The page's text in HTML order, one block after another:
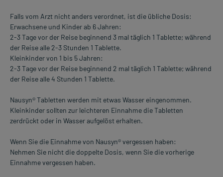
Falls vom Arzt nicht anders verordnet, ist die übliche Dosis:
Erwachsene und Kinder ab 6 Jahren:
2-3 Tage vor der Reise beginnend 3 mal täglich 1 Tablette; während
der Reise alle 2-3 Stunden 1 Tablette.
Kleinkinder von 1 bis 5 Jahren:
2-3 Tage vor der Reise beginnend 2 mal täglich 1 Tablette; während
der Reise alle 4 Stunden 1 Tablette.
Nausyn® Tabletten werden mit etwas Wasser eingenommen.
Kleinkinder sollten zur leichteren Einnahme die Tabletten
zerdrückt oder in Wasser aufgelöst erhalten.
Wenn Sie die Einnahme von Nausyn® vergessen haben:
Nehmen Sie nicht die doppelte Dosis, wenn Sie die vorherige
Einnahme vergessen haben.